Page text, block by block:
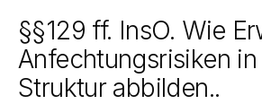
§§129 ff. InsO. Wie
Anfechtungsrisiken
Struktur abbilden..